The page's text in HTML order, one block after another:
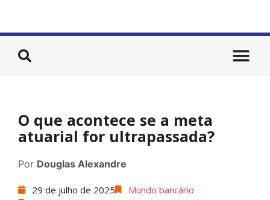
O que acontece se a meta
atuarial for ultrapassada?
Por Douglas Alexandre
29 de julho de 2025
Mundo bancário